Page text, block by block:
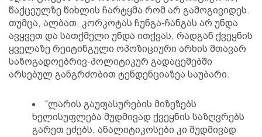
წაქცეულზე წიხლის ჩარტყმა რომ არ გამოგივიდეს.
თუმცა, ალბათ, კორკოტას ჩუნგა-ჩანგას არ უნდა
ავყვეთ და სათქმელი უნდა ითქვას, რადგან ქვეყნის
ყველაზე რეიტინგული ოპოზიციური არხის მთავარ
საზოგადოებრივ-პოლიტიკურ გადაცემებში
არსებულ განგრძობით ტენდენციაზეა საუბარი.
“ლარის გაუფასურების მიზეზებს
ხელისუფლება მუდმივად ქვეყნის საზღვრებს
გარეთ ეძებს, ანალიტიკოსები კი მუდმივად